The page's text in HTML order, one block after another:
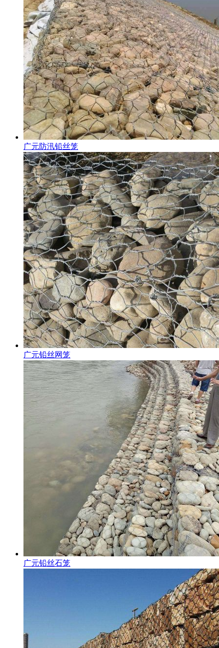
广元防汛铅丝笼
广元铅丝网笼
广元铅丝石笼